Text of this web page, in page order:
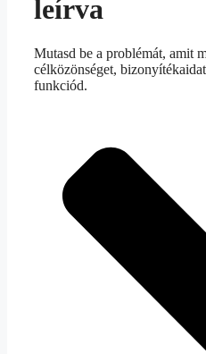
leírva
Mutasd be a problémát, amit
célközönséget,
funkciód.